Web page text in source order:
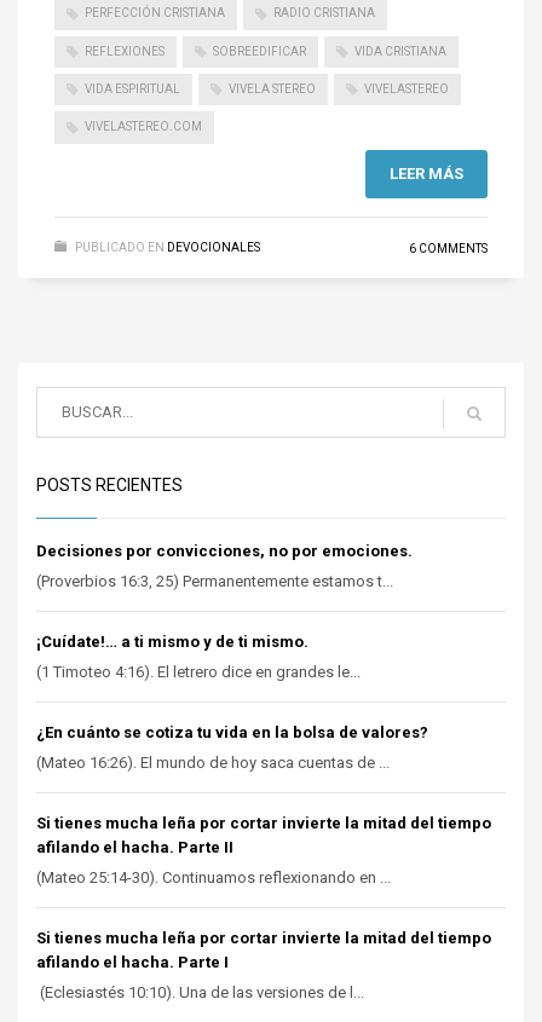
PERFECCIÓN CRISTIANA RADIO CRISTIANA
REFLEXIONES SOBREEDIFICAR VIDA CRISTIANA
VIDA ESPIRITUAL VIVELA STEREO VIVELASTEREO
VIVELASTEREO.COM
LEER MÁS
PUBLICADO EN DEVOCIONALES 6 COMMENTS
POSTS RECIENTES
Decisiones por convicciones, no por emociones.
(Proverbios 16:3, 25) Permanentemente estamos t...
¡Cuídate!… a ti mismo y de ti mismo.
(1 Timoteo 4:16). El letrero dice en grandes le...
¿En cuánto se cotiza tu vida en la bolsa de valores?
(Mateo 16:26). El mundo de hoy saca cuentas de ...
Si tienes mucha leña por cortar invierte la mitad del tiempo
afilando el hacha. Parte II
(Mateo 25:14-30). Continuamos reflexionando en ...
Si tienes mucha leña por cortar invierte la mitad del tiempo
afilando el hacha. Parte I
(Eclesiastés 10:10). Una de las versiones de l...